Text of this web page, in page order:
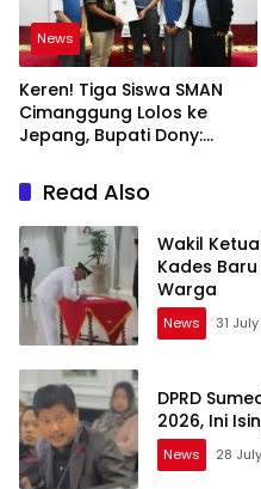
News
Keren! Tiga Siswa SMAN
Cimanggung Lolos ke
Jepang, Bupati Dony:
Read Also
Wakil
Kades
Warga
News 31
DPRD
2026, Ini
News 28